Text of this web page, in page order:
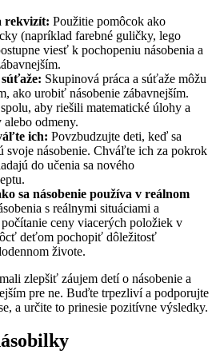
rekvizít: Použitie pomôcok ako
(napríklad farebné guličky, lego
viesť k pochopeniu násobenia a
Skupinová práca a súťaže môžu
ako urobiť násobenie zábavnejším.
aby riešili matematické úlohy a
odmeny.
ich: Povzbudzujte deti, keď sa
svoje násobenie. Chváľte ich za pokrok
do učenia sa nového
sa násobenie používa v reálnom
s reálnymi situáciami a
ceny viacerých položiek v
deťom pochopiť dôležitosť
živote.
zlepšiť záujem detí o násobenie a
pre ne. Buďte trpezliví a podporujte
a určite to prinesie pozitívne výsledky.